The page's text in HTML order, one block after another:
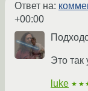
Ответ на:
+00:00
Это так
luke